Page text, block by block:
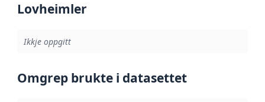
Lovheimler
Ikkje oppgitt
Omgrep brukte i datasettet